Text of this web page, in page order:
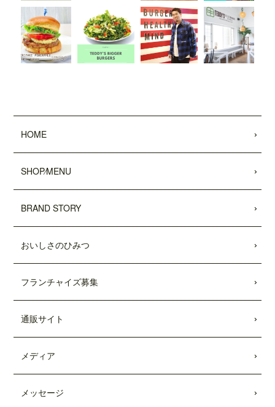
2022.06.09
6/10（金）より、ユニクロ原宿店アニ
バーサリー企画に、コラボTシャツ発売、
ハワイ抽選会への商品提供にて参加いた
します。詳しくはこちら
に、TEDDY'S BIGGER BURGERSが期間
2022.05.25
昭文社 国内観光旅行情報サイト『MAPPL
Eトラベルガイド』 に、原宿表参道店が
掲載されました。
ご利用いただき、誠にありがとうござい
輸入遅延が発生しております。当面の
には大変ご不便をおかけいたしますが、
何卒ご了承の程、よろしくお願い申し上
2022.04.04
「東京カレンダー」2022年5月号
黒店の
HOME
SHOP⁄MENU
BRAND STORY
おいしさのひみつ
フランチャイズ募集
通販サイト
メディア
メッセージ